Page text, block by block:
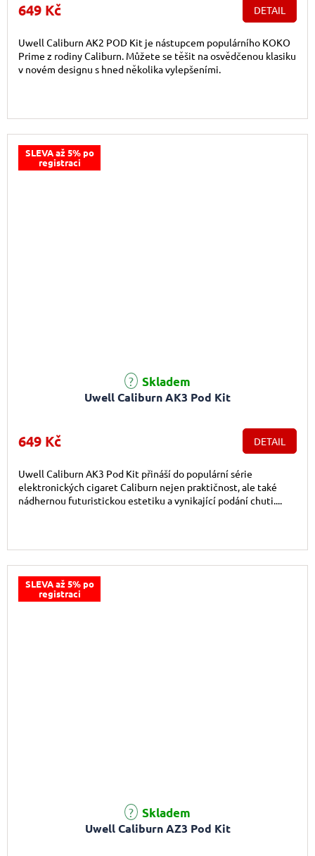
649 Kč DETAIL
Uwell Caliburn AK2 POD Kit je nástupcem populárního KOKO
Prime z rodiny Caliburn. Můžete se těšit na osvědčenou klasiku
v novém designu s hned několika vylepšeními.
SLEVA až 5% po
registraci
Uwell Caliburn AK3 Pod Kit
Skladem
649 Kč DETAIL
Uwell Caliburn AK3 Pod Kit přináší do populární série
elektronických cigaret Caliburn nejen praktičnost, ale také
nádhernou futuristickou estetiku a vynikající podání chuti....
SLEVA až 5% po
registraci
Uwell Caliburn AZ3 Pod Kit
Skladem